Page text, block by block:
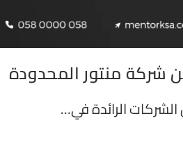
شركة منتور المحدودة
الرائدة في…